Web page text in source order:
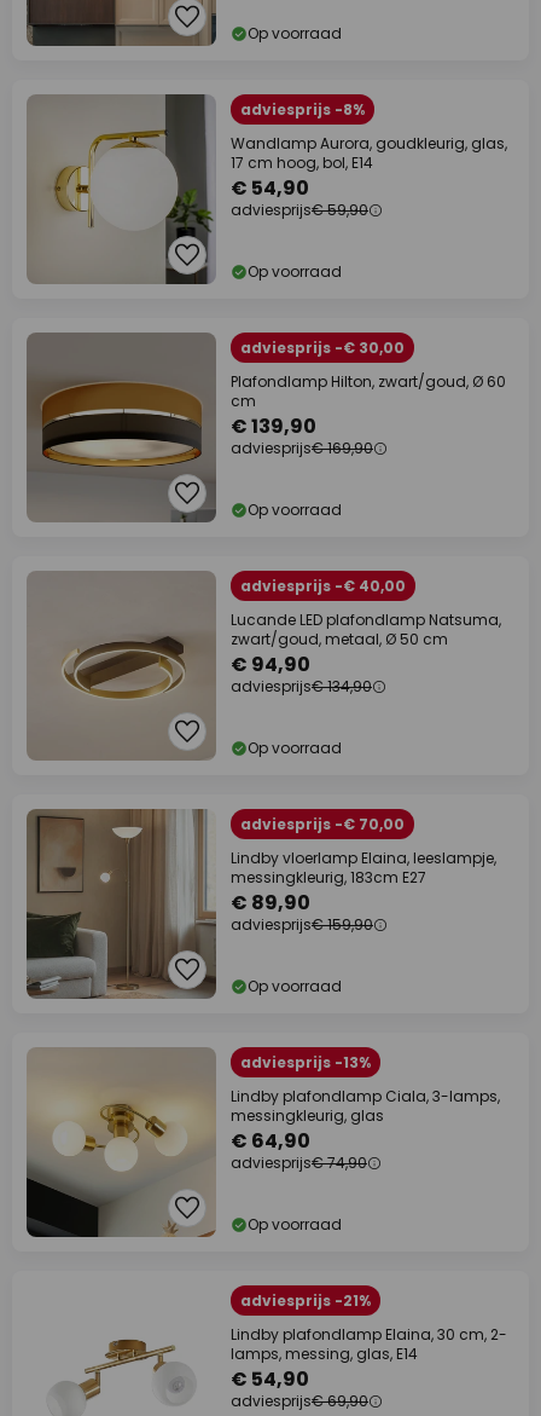
Op voorraad
adviesprijs -8%
Wandlamp Aurora, goudkleurig, glas,
17 cm hoog, bol, E14
€ 54,90
adviesprijs€ 59,90
Op voorraad
adviesprijs -€ 30,00
Plafondlamp Hilton, zwart/goud, Ø 60
cm
€ 139,90
adviesprijs€ 169,90
Op voorraad
adviesprijs -€ 40,00
Lucande LED plafondlamp Natsuma,
zwart/goud, metaal, Ø 50 cm
€ 94,90
adviesprijs€ 134,90
Op voorraad
adviesprijs -€ 70,00
Lindby vloerlamp Elaina, leeslampje,
messingkleurig, 183cm E27
€ 89,90
adviesprijs€ 159,90
Op voorraad
adviesprijs -13%
Lindby plafondlamp Ciala, 3-lamps,
messingkleurig, glas
€ 64,90
adviesprijs€ 74,90
Op voorraad
adviesprijs -21%
Lindby plafondlamp Elaina, 30 cm, 2-
lamps, messing, glas, E14
€ 54,90
adviesprijs€ 69,90